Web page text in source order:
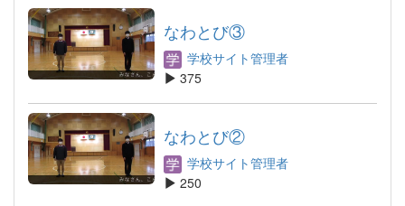
なわとび③
学校サイト管理者
375
なわとび②
学校サイト管理者
250